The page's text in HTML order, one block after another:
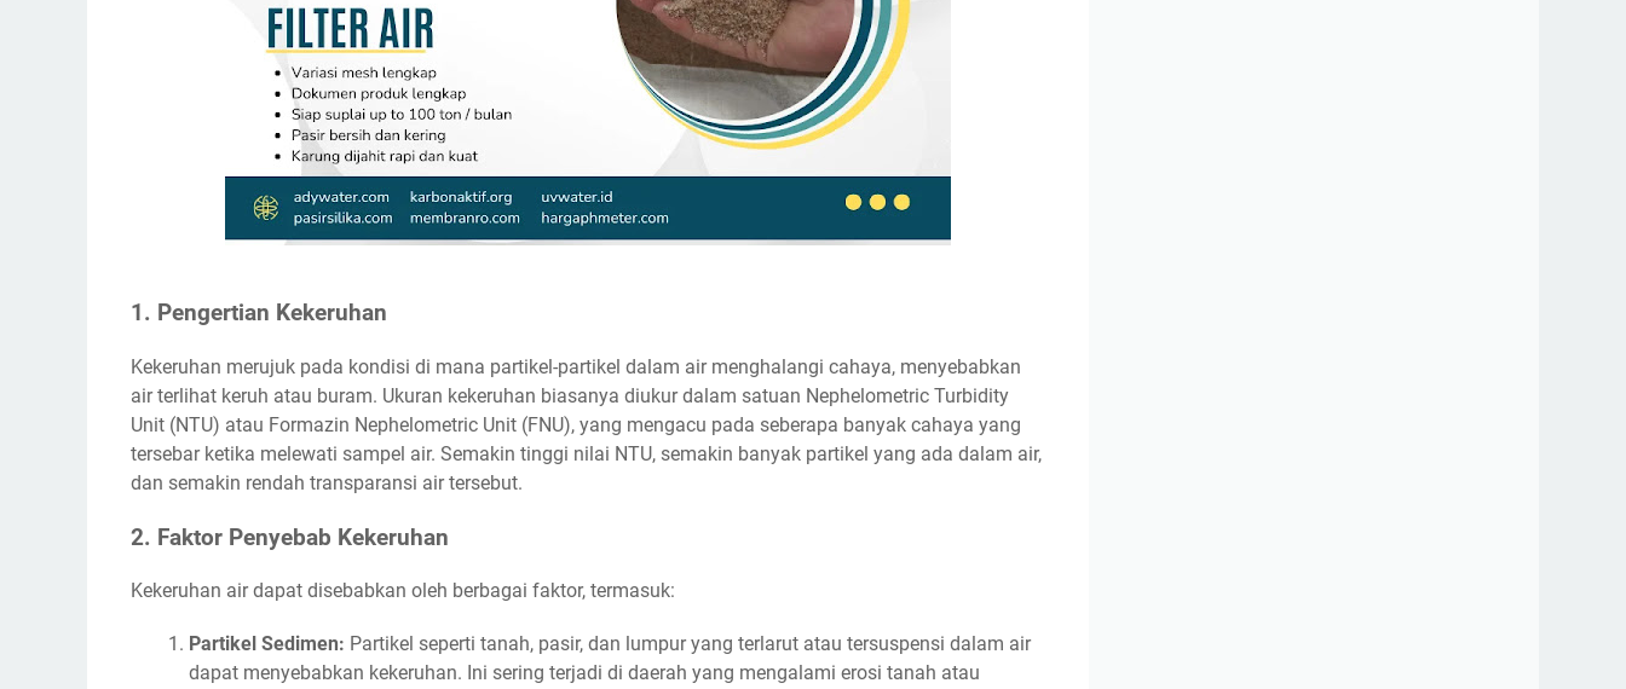
1. Pengertian Kekeruhan
Kekeruhan merujuk pada kondisi di mana partikel-partikel dalam air menghalangi cahaya, menyebabkan
air terlihat keruh atau buram. Ukuran kekeruhan biasanya diukur dalam satuan Nephelometric Turbidity
Unit (NTU) atau Formazin Nephelometric Unit (FNU), yang mengacu pada seberapa banyak cahaya yang
tersebar ketika melewati sampel air. Semakin tinggi nilai NTU, semakin banyak partikel yang ada dalam air,
dan semakin rendah transparansi air tersebut.
2. Faktor Penyebab Kekeruhan
Kekeruhan air dapat disebabkan oleh berbagai faktor, termasuk:
Partikel Sedimen: Partikel seperti tanah, pasir, dan lumpur yang terlarut atau tersuspensi dalam air
dapat menyebabkan kekeruhan. Ini sering terjadi di daerah yang mengalami erosi tanah atau